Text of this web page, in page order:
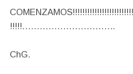
!!!!!…………………………..
ChG.